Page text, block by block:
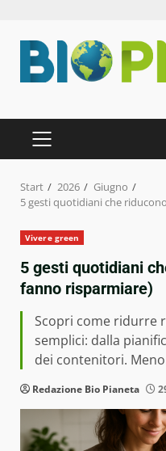
Inhalt
springen
PRIMÄRES
MENÜ
Start 2026
Giugno
5 gesti quotidiani che
Vivere green
5 gesti quotidiani
fanno risparmiare)
Scopri come ridurre
semplici: dalla
dei contenitori.
Redazione Bio Pianeta